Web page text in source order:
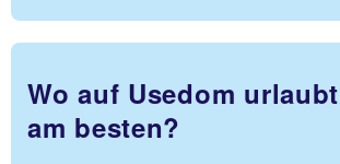
Wo auf Usedom
am besten?